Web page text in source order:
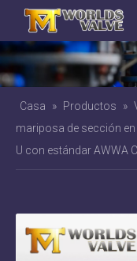
Casa » Productos »
mariposa de sección en
U con estándar AWWA